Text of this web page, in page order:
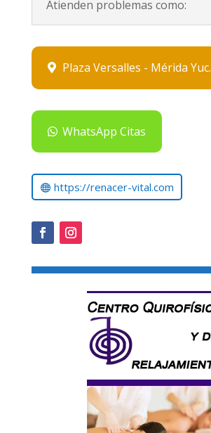
Atienden problemas como:
Plaza Versalles - Mérida Yuc.
WhatsApp Citas
https://renacer-vital.com